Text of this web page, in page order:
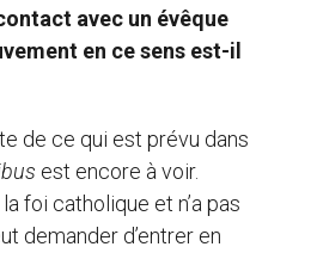
avec un évêque
en ce sens est-il
de ce qui est prévu dans
est encore à voir.
foi catholique et n’a pas
demander d’entrer en